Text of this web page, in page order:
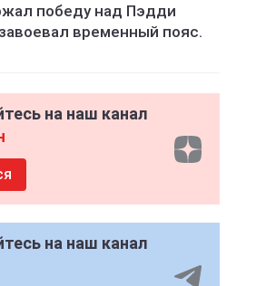
победу над Пэдди
временный пояс.
на наш канал
на наш канал